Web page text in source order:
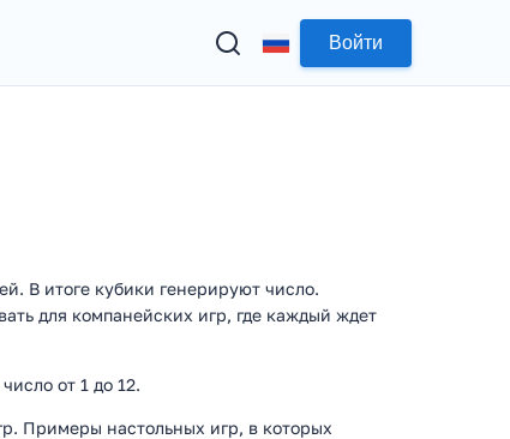
Войти
В итоге кубики генерируют число.
для компанейских игр, где каждый ждет
от 1 до 12.
Примеры настольных игр, в которых